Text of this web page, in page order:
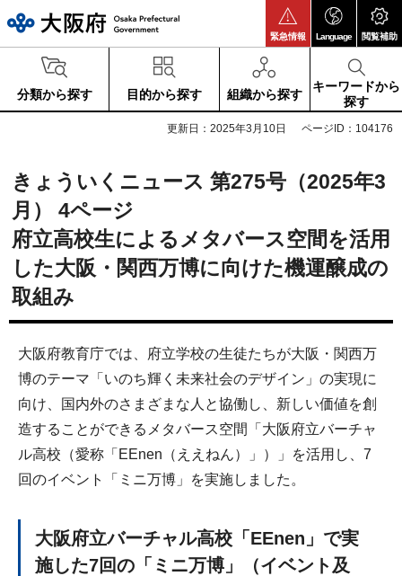
緊急情報 Language 閲覧補助
分類から探す 目的から探す 組織から探す
キーワードから
探す
更新日：2025年3月10日 ページID：104176
きょういくニュース 第275号（2025年3
月） 4ページ
府立高校生によるメタバース空間を活用
した大阪・関西万博に向けた機運醸成の
取組み
大阪府教育庁では、府立学校の生徒たちが大阪・関西万
博のテーマ「いのち輝く未来社会のデザイン」の実現に
向け、国内外のさまざまな人と協働し、新しい価値を創
造することができるメタバース空間「大阪府立バーチャ
ル高校（愛称「EEnen（ええねん）」）」を活用し、7
回のイベント「ミニ万博」を実施しました。
大阪府立バーチャル高校「EEnen」で実
施した7回の「ミニ万博」（イベント及